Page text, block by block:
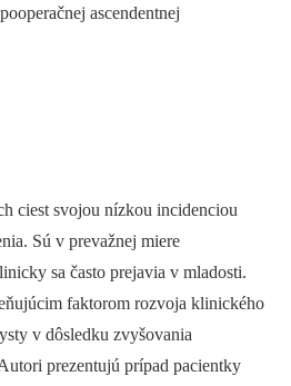
ascendentnej
ciest svojou nízkou incidenciou
Sú v prevažnej miere
sa často prejavia v mladosti.
faktorom rozvoja klinického
v dôsledku zvyšovania
prezentujú prípad pacientky